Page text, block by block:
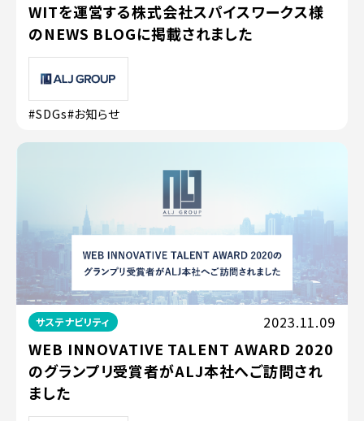
WITを運営する株式会社スパイスワークス様
のNEWS BLOGに掲載されました
#SDGs#お知らせ
サステナビリティ 2023.11.09
WEB INNOVATIVE TALENT AWARD 2020
のグランプリ受賞者がALJ本社へご訪問され
ました